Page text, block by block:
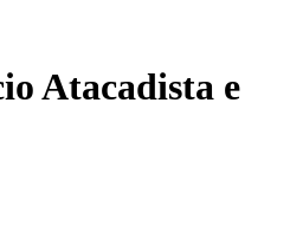
Atacadista e